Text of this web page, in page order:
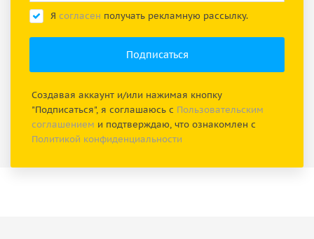
Я согласен получать рекламную рассылку.
Создавая аккаунт и/или нажимая кнопку
"Подписаться", я соглашаюсь с Пользовательским
соглашением и подтверждаю, что ознакомлен с
Политикой конфиденциальности